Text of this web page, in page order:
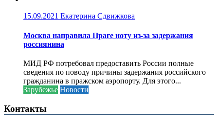
15.09.2021 Екатерина Сдвижкова
Москва направила Праге ноту из-за задержания
россиянина
МИД РФ потребовал предоставить России полные
сведения по поводу причины задержания российского
гражданина в пражском аэропорту. Для этого...
Зарубежье Новости
Контакты